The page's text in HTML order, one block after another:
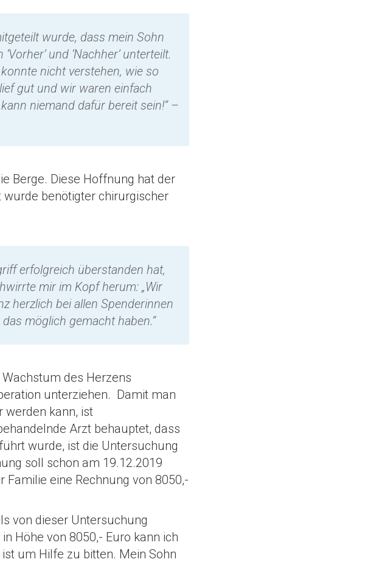
wurde, dass mein Sohn
und ‘Nachher’ unterteilt.
nicht verstehen, wie so
gut und wir waren einfach
niemand dafür bereit sein!“ –
Berge. Diese Hoffnung hat der
benötigter chirurgischer
erfolgreich überstanden hat,
mir im Kopf herum: „Wir
herzlich bei allen Spenderinnen
möglich gemacht haben.“
des Herzens
unterziehen. Damit man
werden kann, ist
Arzt behauptet, dass
wurde, ist die Untersuchung
soll schon am 19.12.2019
eine Rechnung von 8050,-
von dieser Untersuchung
Höhe von 8050,- Euro kann ich
um Hilfe zu bitten. Mein Sohn